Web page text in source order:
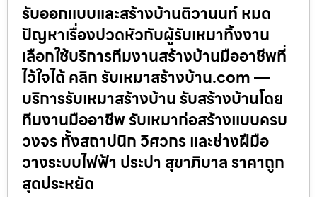
รับออกแบบและสร้างบ้านติวานนท์ หมด
ปัญหาเรื่องปวดหัวกับผู้รับเหมาทิ้งงาน
เลือกใช้บริการทีมงานสร้างบ้านมืออาชีพที่
ไว้ใจได้ คลิก รับเหมาสร้างบ้าน.com —
บริการรับเหมาสร้างบ้าน รับสร้างบ้านโดย
ทีมงานมืออาชีพ รับเหมาก่อสร้างแบบครบ
วงจร ทั้งสถาปนิก วิศวกร และช่างฝีมือ
วางระบบไฟฟ้า ประปา สุขาภิบาล ราคาถูก
สุดประหยัด